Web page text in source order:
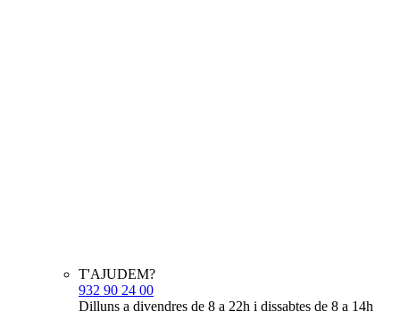
T'AJUDEM?
932 90 24 00
Dilluns a divendres de 8 a 22h i dissabtes de 8 a 14h